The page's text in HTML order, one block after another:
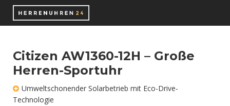
Citizen AW1360-12H – Große
Herren-Sportuhr
Umweltschonender Solarbetrieb mit Eco-Drive-
Technologie